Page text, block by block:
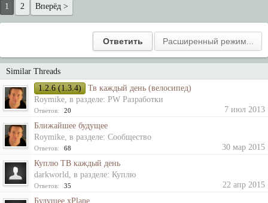
1 2 Вперёд >
Similar Threads
1.2.6 (1.3.4)
Тв каждый день (велосипед)
Roymike, в разделе: PW Разработки
Ответов: 20
7 июл 2013
Ближайшее будущее
Roymike, в разделе: Сообщество
Ответов: 68
30 мар 2015
Куплю ТВ каждый день
darkworld, в разделе: Куплю
Ответов: 35
22 апр 2015
Будущее xPlane